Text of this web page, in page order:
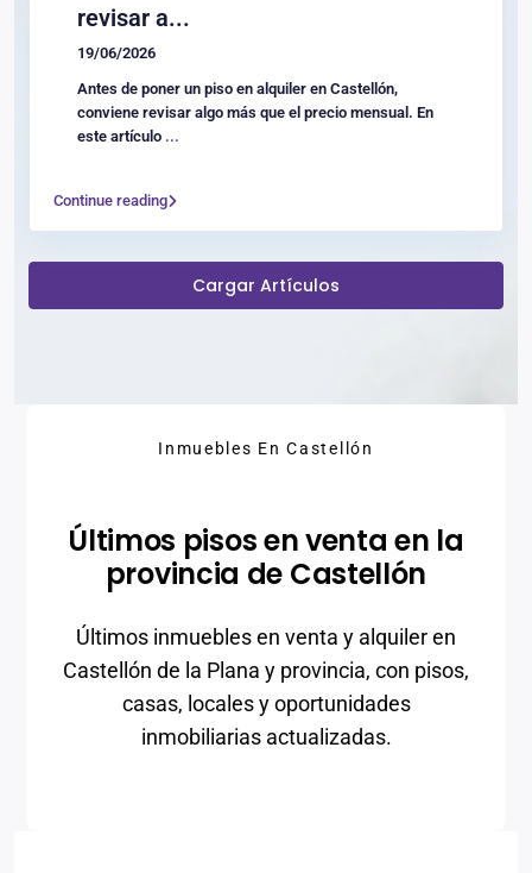
revisar a...
19/06/2026
Antes de poner un piso en alquiler en Castellón,
conviene revisar algo más que el precio mensual. En
este artículo ...
Continue reading
Cargar Artículos
Inmuebles En Castellón
Últimos pisos en venta en la
provincia de Castellón
Últimos inmuebles en venta y alquiler en
Castellón de la Plana y provincia, con pisos,
casas, locales y oportunidades
inmobiliarias actualizadas.